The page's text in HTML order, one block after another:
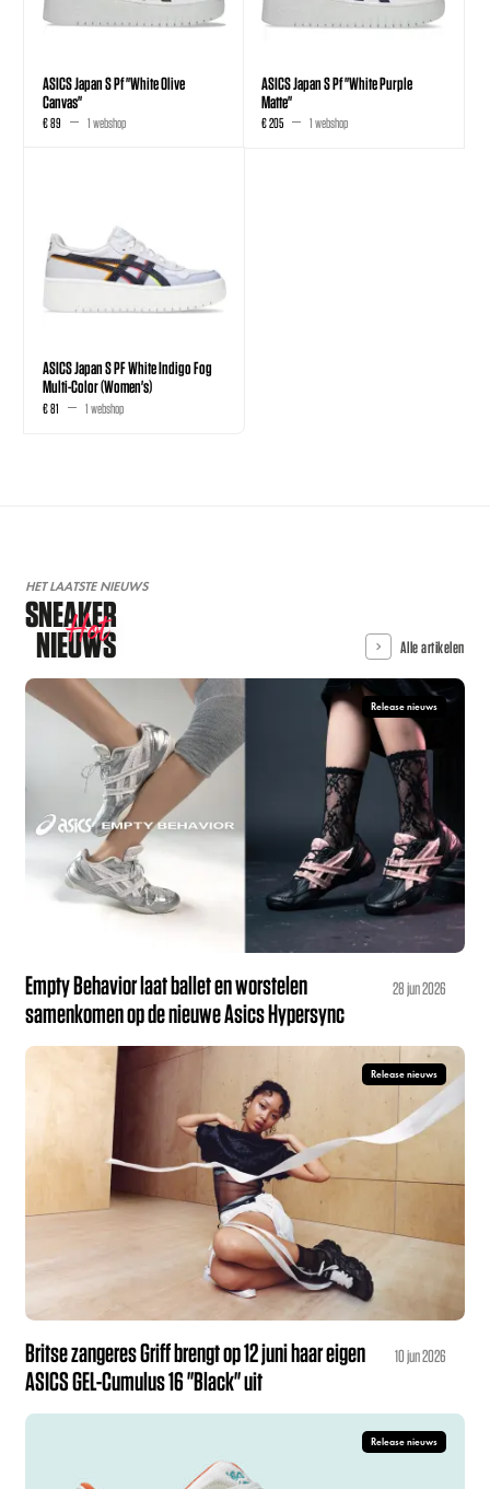
ASICS Japan S Pf "White Olive
Canvas"
€ 89 1 webshop
ASICS Japan S Pf "White Purple
Matte"
€ 205 1 webshop
ASICS Japan S PF White Indigo Fog
Multi-Color (Women's)
€ 81 1 webshop
HET LAATSTE NIEUWS
SNEAKER
NIEUWS
Hot Alle artikelen
Release nieuws
Empty Behavior laat ballet en worstelen
samenkomen op de nieuwe Asics Hypersync
28 jun 2026
Release nieuws
Britse zangeres Griff brengt op 12 juni haar eigen
ASICS GEL-Cumulus 16 "Black" uit
10 jun 2026
Release nieuws